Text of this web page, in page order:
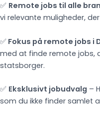
✅ Remote jobs til alle
vi relevante muligheder,
✅ Fokus på remote jobs i
med at finde remote jobs,
statsborger.
✅ Eksklusivt jobudvalg –
som du ikke finder samlet